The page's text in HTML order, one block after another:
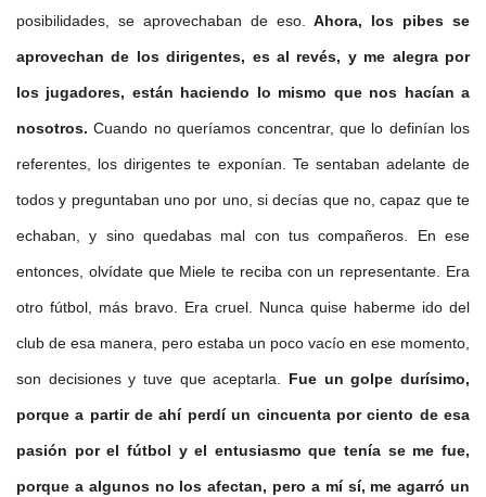
posibilidades, se aprovechaban de eso.Ahora, los pibes se
aprovechan de los dirigentes, es al revés, y me alegra por
los jugadores, están haciendo lo mismo que nos hacían a
nosotros. Cuando no queríamos concentrar, que lo definían los
referentes, los dirigentes te exponían. Te sentaban adelante de
todos y preguntaban uno por uno, si decías que no, capaz que te
echaban, y sino quedabas mal con tus compañeros. En ese
entonces, olvídate que Miele te reciba con un representante. Era
otro fútbol, más bravo. Era cruel. Nunca quise haberme ido del
club de esa manera, pero estaba un poco vacío en ese momento,
son decisiones y tuve que aceptarla. Fue un golpe durísimo,
porque a partir de ahí perdí un cincuenta por ciento de esa
pasión por el fútbol y el entusiasmo que tenía se me fue,
porque a algunos no los afectan, pero a mí sí, me agarró un